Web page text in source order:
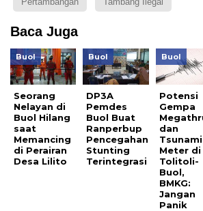
Baca Juga
Buol
Seorang
Nelayan di
Buol Hilang
saat
Memancing
di Perairan
Desa Lilito
Buol
DP3A
Pemdes
Buol Buat
Ranperbup
Pencegahan
Stunting
Terintegrasi
Buol
Potensi
Gempa
dan
Meter di
Tolitoli-
Buol,
BMKG:
Jangan
Panik